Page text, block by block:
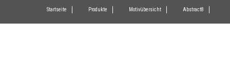
Infrarotheizung
Startseite Produkte Motivübersicht Abstract8